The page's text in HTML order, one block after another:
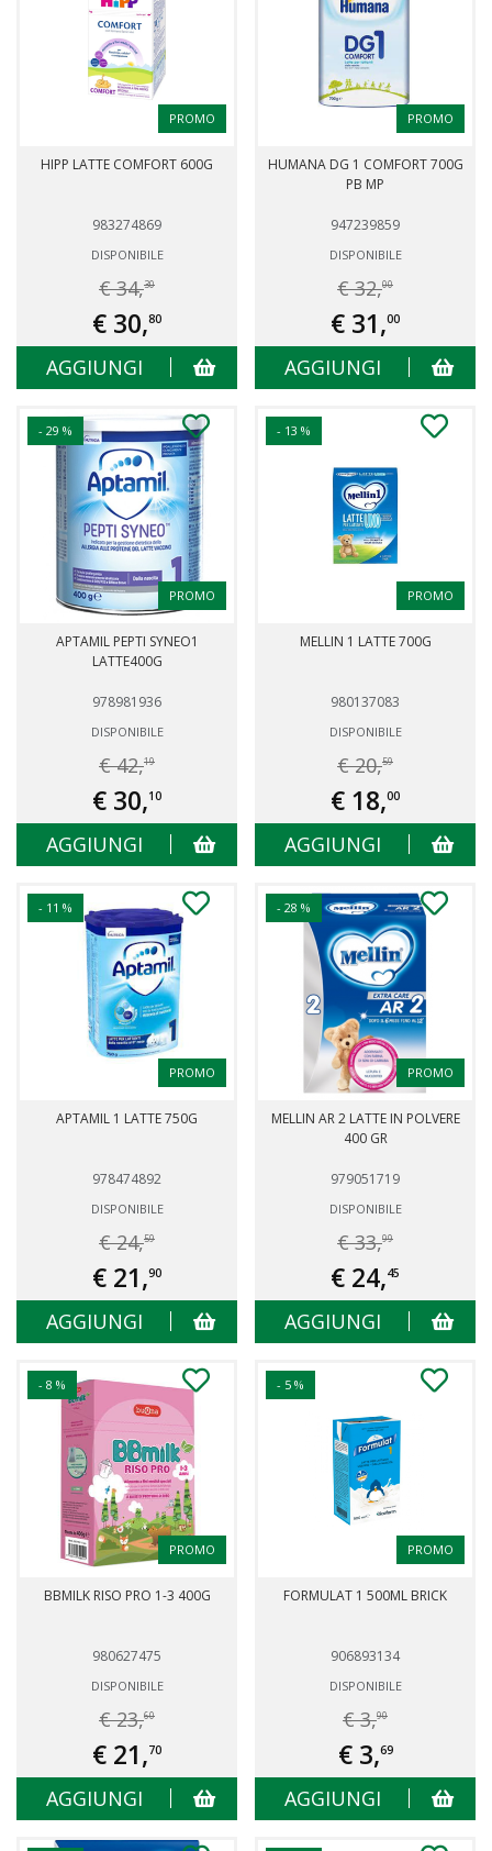
PROMO
HIPP LATTE COMFORT 600G
983274869
DISPONIBILE
€ 34,30
€ 30,80
AGGIUNGI
PROMO
HUMANA DG 1 COMFORT 700G
PB MP
947239859
DISPONIBILE
€ 32,00
€ 31,00
AGGIUNGI
- 29 %
PROMO
APTAMIL PEPTI SYNEO1
LATTE400G
978981936
DISPONIBILE
€ 42,19
€ 30,10
AGGIUNGI
- 13 %
PROMO
MELLIN 1 LATTE 700G
980137083
DISPONIBILE
€ 20,59
€ 18,00
AGGIUNGI
- 11 %
PROMO
APTAMIL 1 LATTE 750G
978474892
DISPONIBILE
€ 24,59
€ 21,90
AGGIUNGI
- 28 %
PROMO
MELLIN AR 2 LATTE IN POLVERE
400 GR
979051719
DISPONIBILE
€ 33,99
€ 24,45
AGGIUNGI
- 8 %
PROMO
BBMILK RISO PRO 1-3 400G
980627475
DISPONIBILE
€ 23,60
€ 21,70
AGGIUNGI
- 5 %
PROMO
FORMULAT 1 500ML BRICK
906893134
DISPONIBILE
€ 3,90
€ 3,69
AGGIUNGI